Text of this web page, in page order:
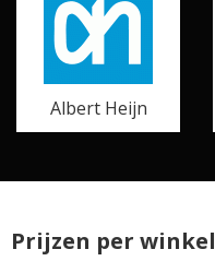
Albert Heijn
Prijzen per winkel